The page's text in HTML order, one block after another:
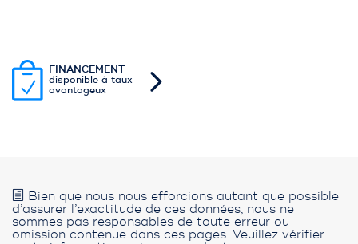
FINANCEMENT
disponible à taux
avantageux
Bien que nous nous efforcions autant que possible
d’assurer l’exactitude de ces données, nous ne
sommes pas responsables de toute erreur ou
omission contenue dans ces pages. Veuillez vérifier